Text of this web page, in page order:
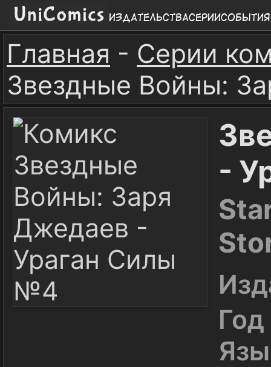
ИздательстваСерииСобытия
Главная - Серии
Звездные Войны:
-
Год